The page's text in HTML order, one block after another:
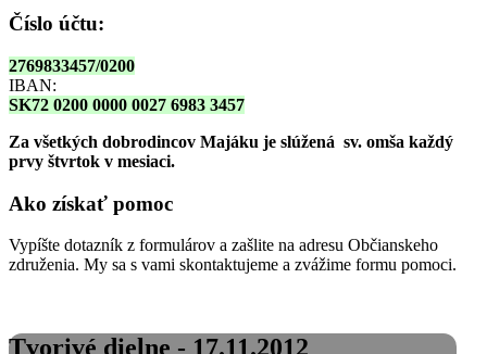
Číslo účtu:
2769833457/0200
IBAN:
SK72 0200 0000 0027 6983 3457
Za všetkých dobrodincov Majáku je slúžená sv. omša každý
prvy štvrtok v mesiaci.
Ako získať pomoc
Vypíšte dotazník z formulárov a zašlite na adresu Občianskeho
združenia. My sa s vami skontaktujeme a zvážime formu pomoci.
Tvorivé dielne - 17.11.2012